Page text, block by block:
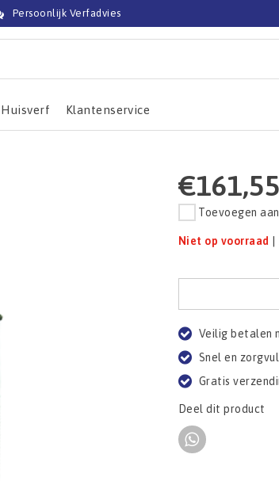
Persoonlijk Verfadvies
Huisverf Klantenservice
€161,55
Toevoegen
Niet op voorraad
Veilig betalen
Snel en
Gratis
Deel dit product